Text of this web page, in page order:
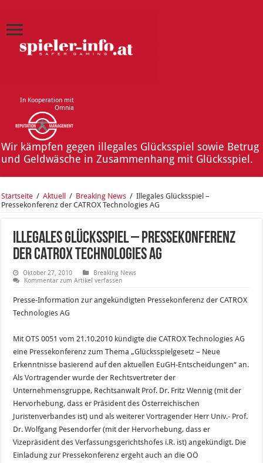
In Kooperation mit
Omnia
Wir kämpfen gegen illegales Glücksspiel sowie Betrug
und Geldwäsche in Zusammenhang mit Glücksspiel.
Startseite / Aktuell / Breaking News / Illegales Glücksspiel –
Pressekonferenz der CATROX Technologies AG
Illegales Glücksspiel – Pressekonferenz
der CATROX Technologies AG
Oktober 27, 2010
Breaking News
Kommentar zum Artikel verfassen
Presse-Information zur angekündigten Pressekonferenz der CATROX
Technologies AG
Mit OTS 0051 vom 21.10.2010 kündigte die CATROX Technologies AG
eine Pressekonferenz zum Thema „Glücksspielgesetz – Neue
Erkenntnisse basierend auf den aktuellen EuGH-Entscheidungen“ an.
Als Vortragender wurde der Rechtsvertreter der
Unternehmensgruppe, Rechtsanwalt Prof. Dr. Fritz Wennig (mit der
Hervorhebung, dass er Präsident des Österreichischen
Juristenverbandes ist) und als weiterer Vortragender Herr Univ.- Prof.
Dr. Wolfgang Pesendorfer (mit der Hervorhebung, dass er
Vizepräsident des Verfassungsgerichtshofes i.R. ist) angekündigt. Die
Einladung zur Pressekonferenz ergeht auch an die OÖ